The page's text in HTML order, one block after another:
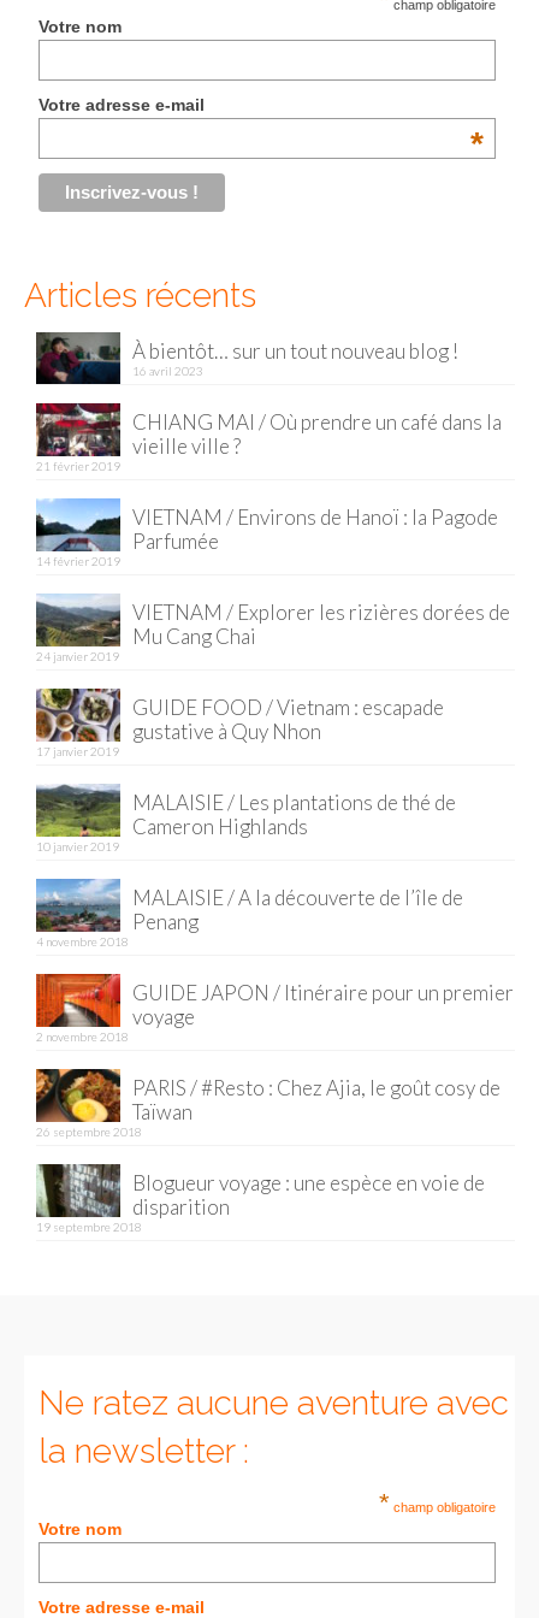
Malaisie
Singapour
Baie d’Halong
Hanoi
Mai Chau
Ninh Binh
EUROPE
La Réunion
Poitou
Savoie
Allemagne
Berlin
Munich
Danemark
Copenhague
GUIDES FOOD
– Berlin
champ obligatoire
Votre nom
Votre adresse e-mail
*
Articles récents
À bientôt… sur un tout nouveau blog !
16 avril 2023
CHIANG MAI / Où prendre un café dans la
vieille ville ?
21 février 2019
VIETNAM / Environs de Hanoï : la Pagode
Parfumée
14 février 2019
VIETNAM / Explorer les rizières dorées de
Mu Cang Chai
24 janvier 2019
GUIDE FOOD / Vietnam : escapade
gustative à Quy Nhon
17 janvier 2019
MALAISIE / Les plantations de thé de
Cameron Highlands
10 janvier 2019
MALAISIE / A la découverte de l’île de
Penang
4 novembre 2018
GUIDE JAPON / Itinéraire pour un premier
voyage
2 novembre 2018
PARIS / #Resto : Chez Ajia, le goût cosy de
Taïwan
26 septembre 2018
Blogueur voyage : une espèce en voie de
disparition
19 septembre 2018
Ne ratez aucune aventure avec
la newsletter :
* champ obligatoire
Votre nom
Votre adresse e-mail